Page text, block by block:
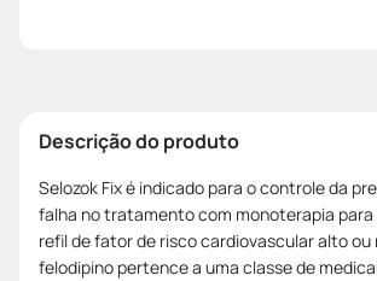
Descrição do produto
Selozok Fix é indicado para o controle da
falha no tratamento com monoterapia
refil de fator de risco cardiovascular alto ou
felodipino pertence a uma classe de